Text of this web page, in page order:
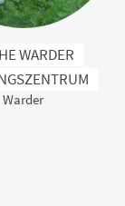
WARDER
Warder